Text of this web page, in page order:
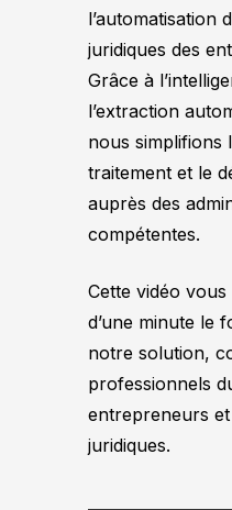
l’automatisation
juridiques des
Grâce à
l’extraction
nous simplifions
traitement et le
auprès des
compétentes.
Cette vidéo
d’une minute le
notre solution,
professionnels
entrepreneurs
juridiques.